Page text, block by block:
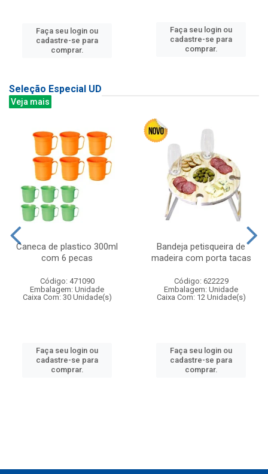
Faça seu login ou
cadastre-se para
comprar.
Faça seu login ou
cadastre-se para
comprar.
Seleção Especial UD
Veja mais
Caneca de plastico 300ml
com 6 pecas
Código: 471090
Embalagem: Unidade
Caixa Com: 30 Unidade(s)
Faça seu login ou
cadastre-se para
comprar.
Bandeja petisqueira de
madeira com porta tacas
Código: 622229
Embalagem: Unidade
Caixa Com: 12 Unidade(s)
Faça seu login ou
cadastre-se para
comprar.